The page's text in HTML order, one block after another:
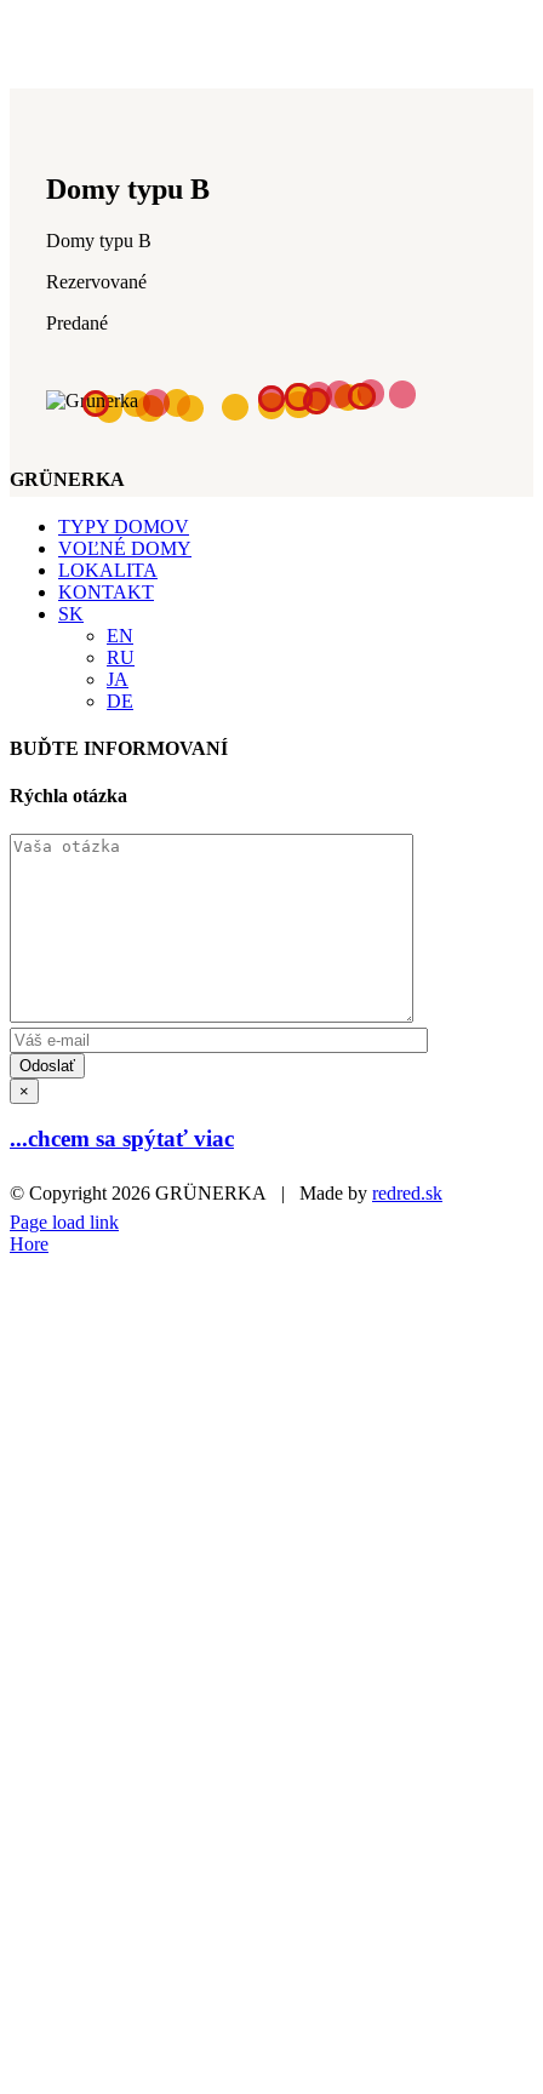
Domy typu B
Domy typu B
Rezervované
Predané
GRÜNERKA
TYPY DOMOV
VOĽNÉ DOMY
LOKALITA
KONTAKT
SK
EN
RU
JA
DE
BUĎTE INFORMOVANÍ
Rýchla otázka
×
...chcem sa spýtať viac
© Copyright 2026 GRÜNERKA | Made by redred.sk
Page load link
Hore